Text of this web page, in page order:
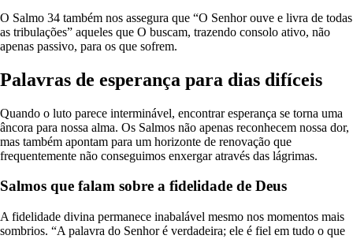
O Salmo 34 também nos assegura que “O Senhor ouve e livra de todas
as tribulações” aqueles que O buscam, trazendo consolo ativo, não
apenas passivo, para os que sofrem.
Palavras de esperança para dias difíceis
Quando o luto parece interminável, encontrar esperança se torna uma
âncora para nossa alma. Os Salmos não apenas reconhecem nossa dor,
mas também apontam para um horizonte de renovação que
frequentemente não conseguimos enxergar através das lágrimas.
Salmos que falam sobre a fidelidade de Deus
A fidelidade divina permanece inabalável mesmo nos momentos mais
sombrios. “A palavra do Senhor é verdadeira; ele é fiel em tudo o que